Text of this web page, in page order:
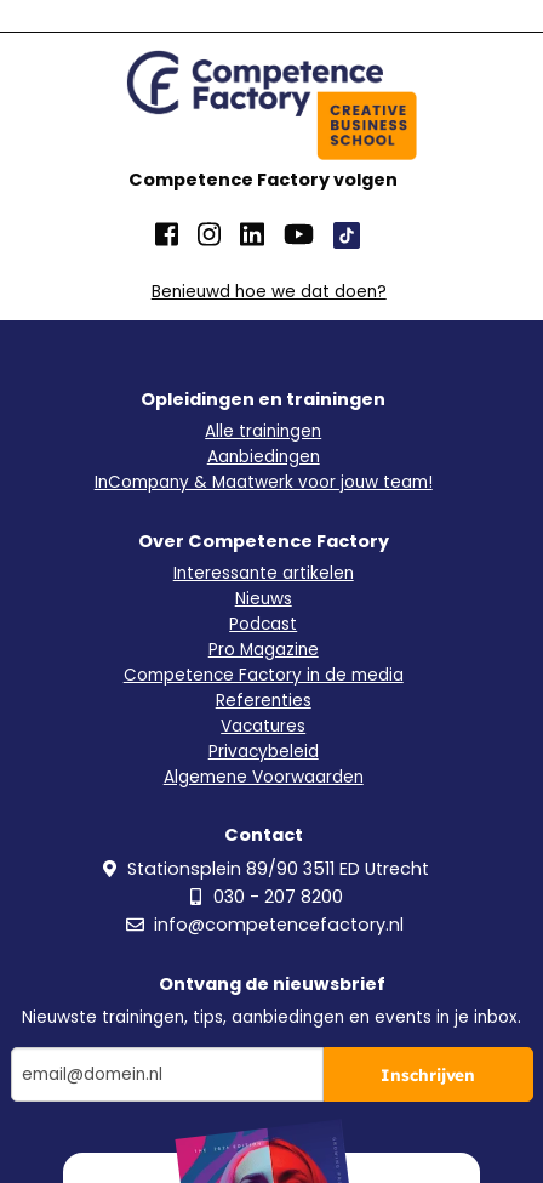
Competence Factory volgen
Benieuwd hoe we dat doen?
Opleidingen en trainingen
Alle trainingen
Aanbiedingen
InCompany & Maatwerk voor jouw team!
Over Competence Factory
Interessante artikelen
Nieuws
Podcast
Pro Magazine
Competence Factory in de media
Referenties
Vacatures
Privacybeleid
Algemene Voorwaarden
Contact
Stationsplein 89/90 3511 ED Utrecht
030 - 207 8200
info@competencefactory.nl
Ontvang de nieuwsbrief
Nieuwste trainingen, tips, aanbiedingen en events in je inbox.
Inschrijven